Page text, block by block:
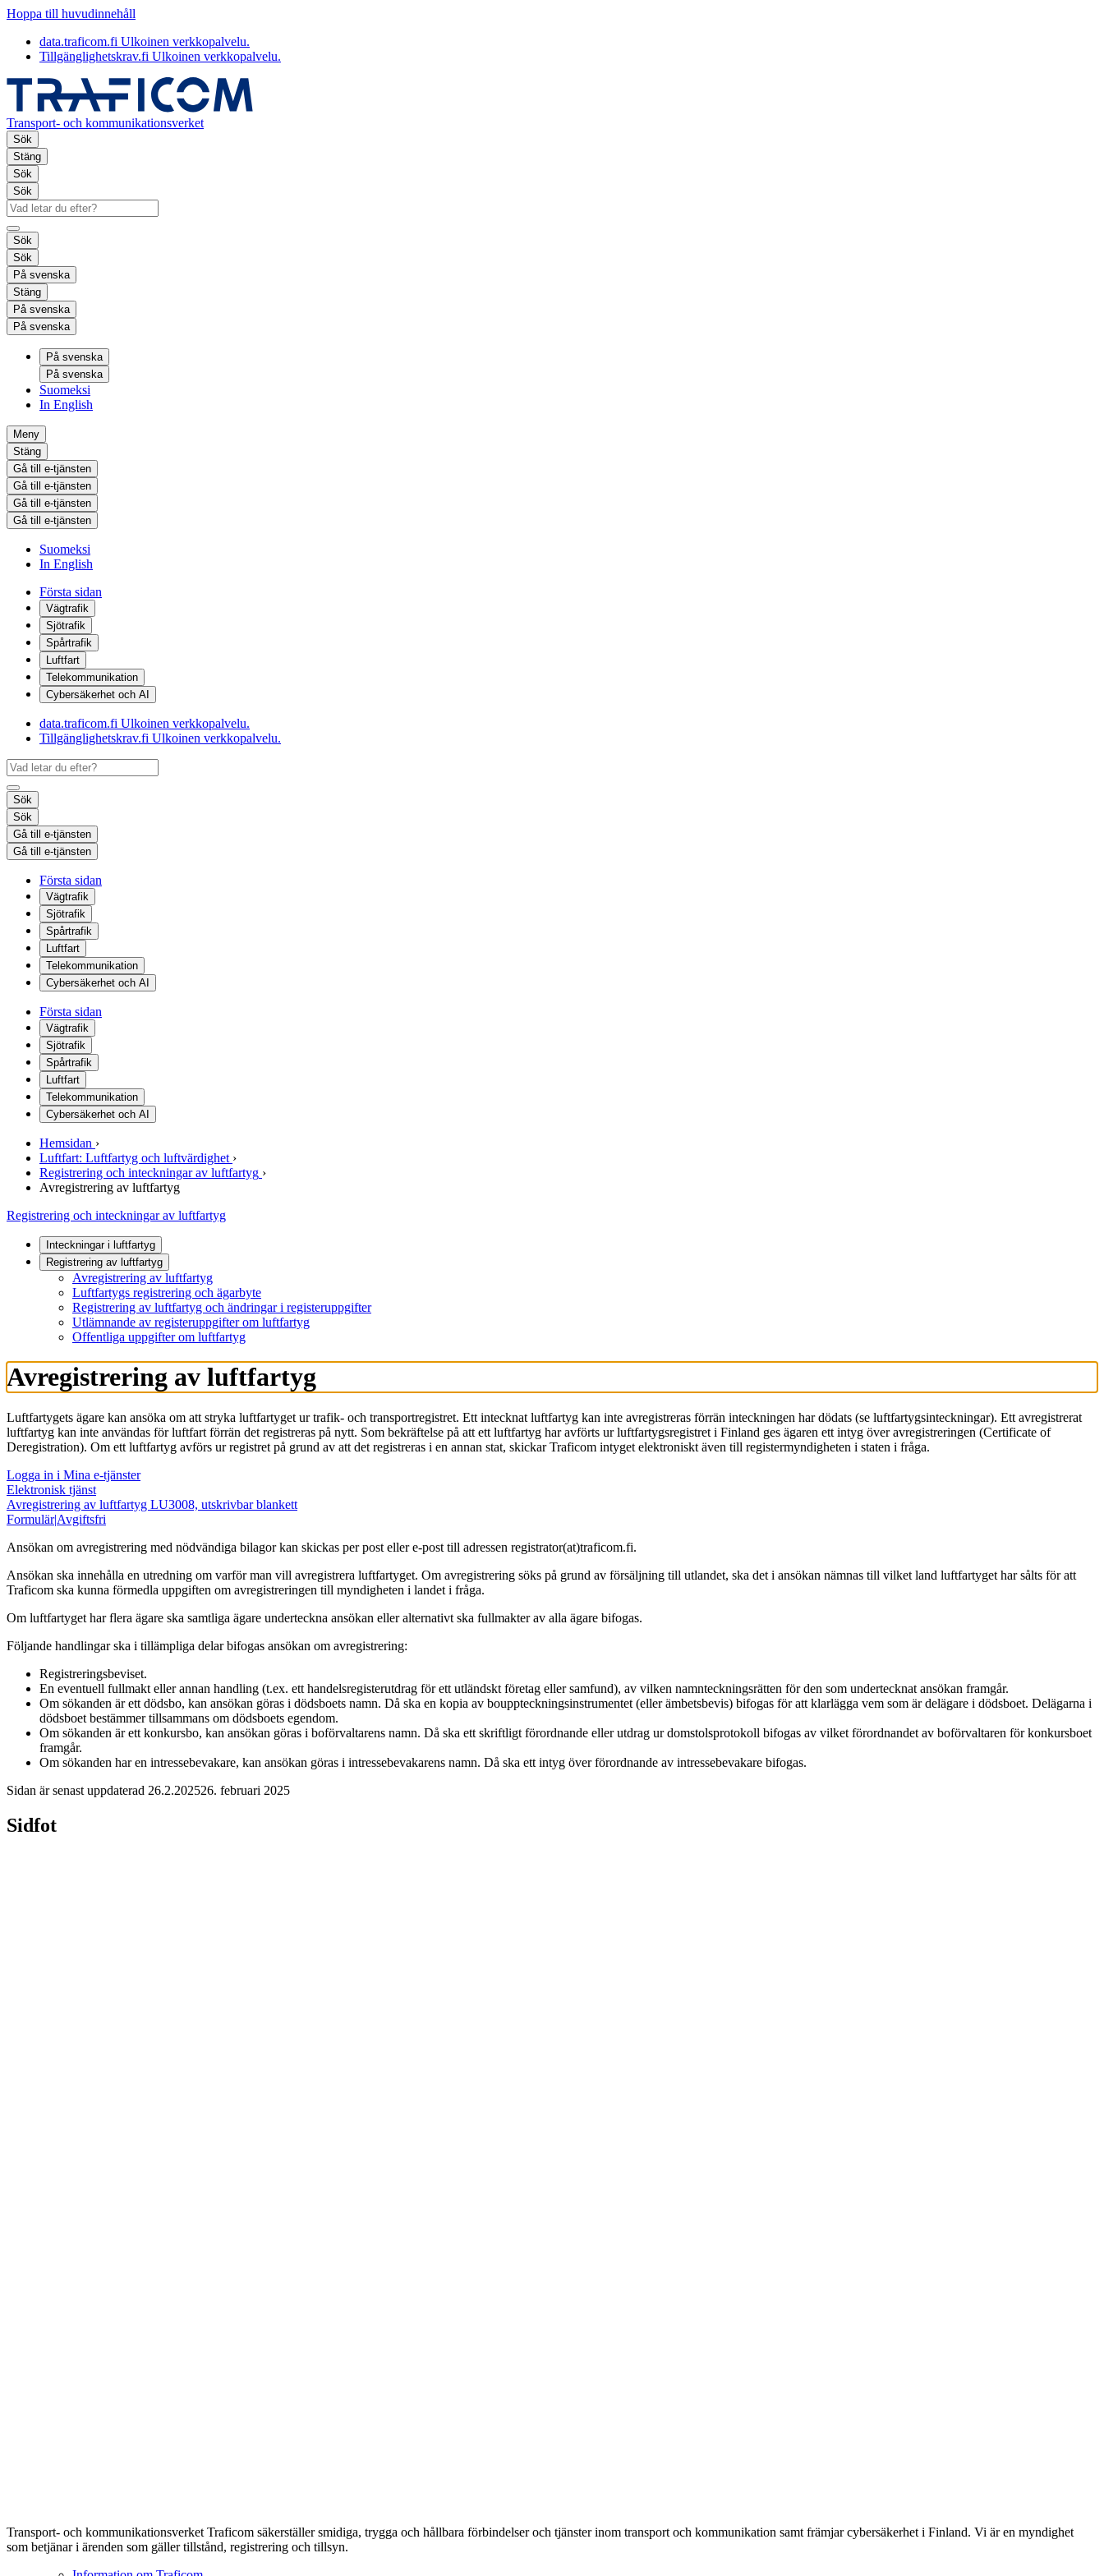
Hoppa till huvudinnehåll
data.traficom.fi Ulkoinen verkkopalvelu.
Tillgänglighetskrav.fi Ulkoinen verkkopalvelu.
Transport- och kommunikationsverket
Sök
Stäng
Sök
Sök
Sök
Sök
På svenska
Stäng
På svenska
På svenska
På svenska
På svenska
Suomeksi
In English
Meny
Stäng
Gå till e-tjänsten
Gå till e-tjänsten
Gå till e-tjänsten
Gå till e-tjänsten
Suomeksi
In English
Första sidan
Vägtrafik
Sjötrafik
Spårtrafik
Luftfart
Telekommunikation
Cybersäkerhet och AI
data.traficom.fi Ulkoinen verkkopalvelu.
Tillgänglighetskrav.fi Ulkoinen verkkopalvelu.
Sök
Sök
Gå till e-tjänsten
Gå till e-tjänsten
Första sidan
Vägtrafik
Sjötrafik
Spårtrafik
Luftfart
Telekommunikation
Cybersäkerhet och AI
Första sidan
Vägtrafik
Sjötrafik
Spårtrafik
Luftfart
Telekommunikation
Cybersäkerhet och AI
Hemsidan ›
Luftfart: Luftfartyg och luftvärdighet ›
Registrering och inteckningar av luftfartyg ›
Avregistrering av luftfartyg
Registrering och inteckningar av luftfartyg
Inteckningar i luftfartyg
Registrering av luftfartyg
Avregistrering av luftfartyg
Luftfartygs registrering och ägarbyte
Registrering av luftfartyg och ändringar i registeruppgifter
Utlämnande av registeruppgifter om luftfartyg
Offentliga uppgifter om luftfartyg
Avregistrering av luftfartyg
Luftfartygets ägare kan ansöka om att stryka luftfartyget ur trafik- och transportregistret. Ett intecknat luftfartyg kan inte avregistreras förrän inteckningen har dödats (se luftfartygsinteckningar). Ett avregistrerat
luftfartyg kan inte användas för luftfart förrän det registreras på nytt. Som bekräftelse på att ett luftfartyg har avförts ur luftfartygsregistret i Finland ges ägaren ett intyg över avregistreringen (Certificate of
Deregistration). Om ett luftfartyg avförs ur registret på grund av att det registreras i en annan stat, skickar Traficom intyget elektroniskt även till registermyndigheten i staten i fråga.
Logga in i Mina e-tjänster
Elektronisk tjänst
Avregistrering av luftfartyg LU3008, utskrivbar blankett
Formulär|Avgiftsfri
Ansökan om avregistrering med nödvändiga bilagor kan skickas per post eller e-post till adressen registrator(at)traficom.fi.
Ansökan ska innehålla en utredning om varför man vill avregistrera luftfartyget. Om avregistrering söks på grund av försäljning till utlandet, ska det i ansökan nämnas till vilket land luftfartyget har sålts för att
Traficom ska kunna förmedla uppgiften om avregistreringen till myndigheten i landet i fråga.
Om luftfartyget har flera ägare ska samtliga ägare underteckna ansökan eller alternativt ska fullmakter av alla ägare bifogas.
Följande handlingar ska i tillämpliga delar bifogas ansökan om avregistrering:
Registreringsbeviset.
En eventuell fullmakt eller annan handling (t.ex. ett handelsregisterutdrag för ett utländskt företag eller samfund), av vilken namnteckningsrätten för den som undertecknat ansökan framgår.
Om sökanden är ett dödsbo, kan ansökan göras i dödsboets namn. Då ska en kopia av bouppteckningsinstrumentet (eller ämbetsbevis) bifogas för att klarlägga vem som är delägare i dödsboet. Delägarna i
dödsboet bestämmer tillsammans om dödsboets egendom.
Om sökanden är ett konkursbo, kan ansökan göras i boförvaltarens namn. Då ska ett skriftligt förordnande eller utdrag ur domstolsprotokoll bifogas av vilket förordnandet av boförvaltaren för konkursboet
framgår.
Om sökanden har en intressebevakare, kan ansökan göras i intressebevakarens namn. Då ska ett intyg över förordnande av intressebevakare bifogas.
Sidan är senast uppdaterad 26.2.202526. februari 2025
Sidfot
Transport- och kommunikationsverket Traficom säkerställer smidiga, trygga och hållbara förbindelser och tjänster inom transport och kommunikation samt främjar cybersäkerhet i Finland. Vi är en myndighet
som betjänar i ärenden som gäller tillstånd, registrering och tillsyn.